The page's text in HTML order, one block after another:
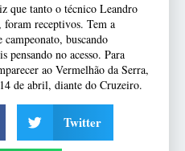
que tanto o técnico Leandro
foram receptivos. Tem a
buscando
pensando no acesso. Para
ao Vermelhão da Serra,
de abril, diante do Cruzeiro.
Twitter